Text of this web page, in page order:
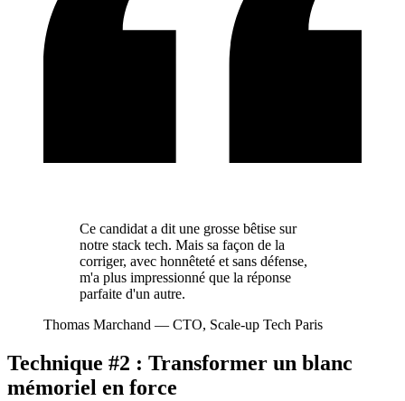
Ce candidat a dit une grosse bêtise sur
notre stack tech. Mais sa façon de la
corriger, avec honnêteté et sans défense,
m'a plus impressionné que la réponse
parfaite d'un autre.
Thomas Marchand — CTO, Scale-up Tech Paris
Technique #2 : Transformer un blanc
mémoriel en force